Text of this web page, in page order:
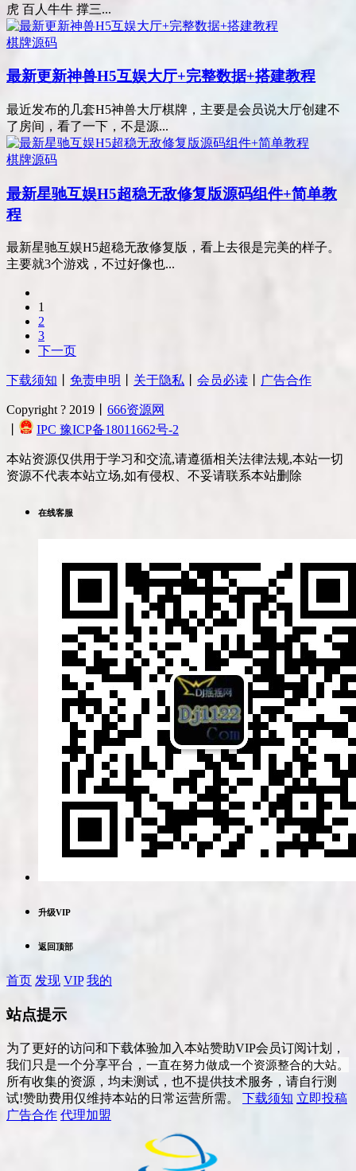
虎 百人牛牛 撑三...
棋牌源码
最新更新神兽H5互娱大厅+完整数据+搭建教程
最近发布的几套H5神兽大厅棋牌，主要是会员说大厅创建不
了房间，看了一下，不是源...
棋牌源码
最新星驰互娱H5超稳无敌修复版源码组件+简单教
程
最新星驰互娱H5超稳无敌修复版，看上去很是完美的样子。
主要就3个游戏，不过好像也...
1
2
3
下一页
下载须知 免责申明 关于隐私 会员必读 广告合作
Copyright ? 2019丨 666资源网
IPC 豫ICP备18011662号-2
本站资源仅供用于学习和交流,请遵循相关法律法规,本站一切
资源不代表本站立场,如有侵权、不妥请联系本站删除
在线客服
升级VIP
返回顶部
首页 发现 VIP 我的
站点提示
为了更好的访问和下载体验加入本站赞助VIP会员订阅计划，
我们只是一个分享平台， 一直在努力做成一个资源整合的大站。
所有收集的资源，均未测试，也不提供技术服务，请自行测
试!赞助费用仅维持本站的日常运营所需。 下载须知 立即投稿
广告合作 代理加盟